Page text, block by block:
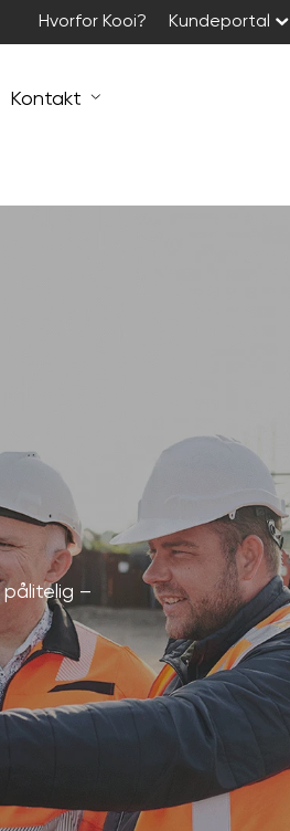
Hvorfor Kooi? Kundeportal
Kontakt
pålitelig –